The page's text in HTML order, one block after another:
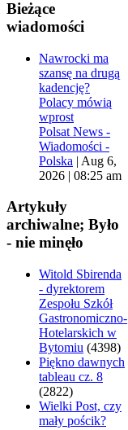
Bieżące
wiadomości
Nawrocki ma
szansę na drugą
kadencję?
Polacy mówią
wprost
Polsat News -
Wiadomości -
Polska | Aug 6,
2026 | 08:25 am
Artykuły
archiwalne; Było
- nie minęło
Witold Sbirenda
- dyrektorem
Zespołu Szkół
Gastronomiczno-
Hotelarskich w
Bytomiu (4398)
Piękno dawnych
tableau cz. 8
(2822)
Wielki Post, czy
mały pościk?